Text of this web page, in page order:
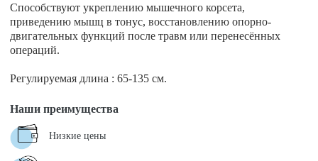
Способствуют укреплению мышечного корсета,
приведению мышц в тонус, восстановлению опорно-
двигательных функций после травм или перенесённых
операций.
Регулируемая длина : 65-135 см.
Наши преимущества
Низкие цены